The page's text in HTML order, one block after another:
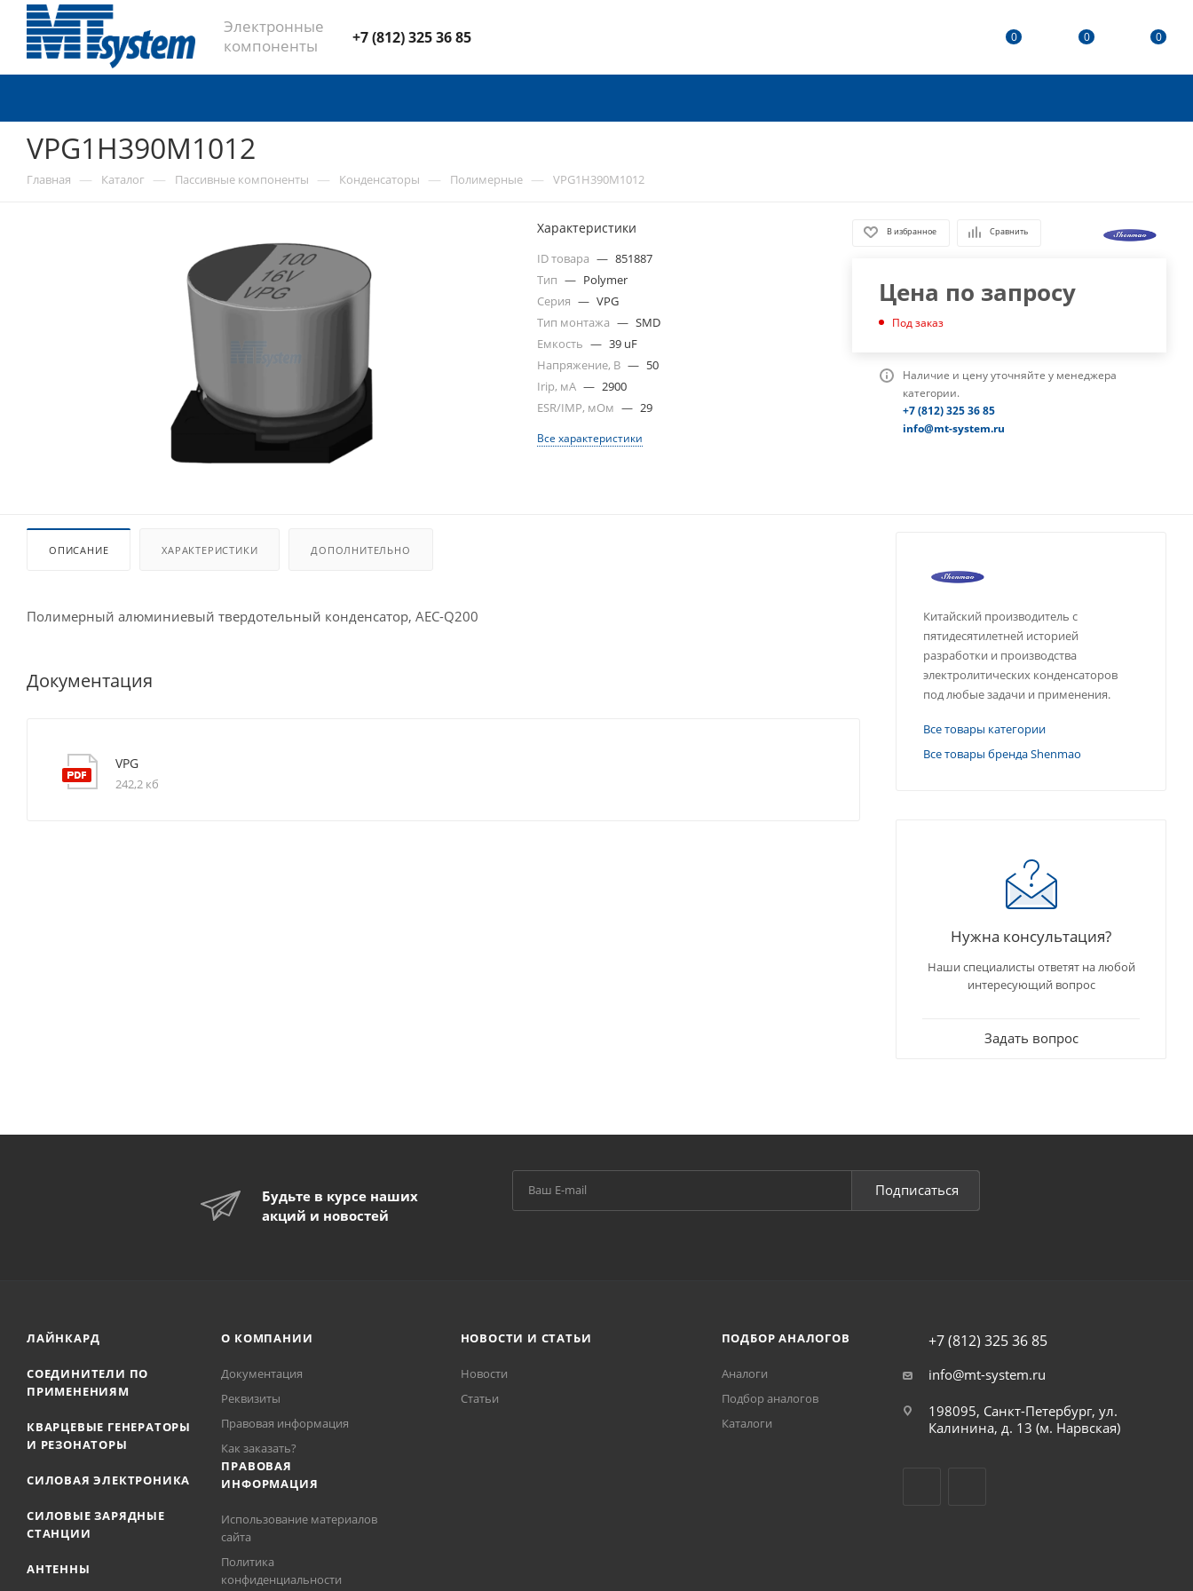
Электронные
компоненты
+7 (812) 325 36 85 0 0 0
VPG1H390M1012
Главная — Каталог — Пассивные компоненты — Конденсаторы — Полимерные — VPG1H390M1012
Характеристики
ID товара — 851887
Тип — Polymer
Серия — VPG
Тип монтажа — SMD
Емкость — 39 uF
Напряжение, В — 50
Irip, мА — 2900
ESR/IMP, мОм — 29
Все характеристики
В избранное Сравнить
Цена по запросу
Под заказ
Наличие и цену уточняйте у менеджера
категории.
+7 (812) 325 36 85
info@mt-system.ru
ОПИСАНИЕ ХАРАКТЕРИСТИКИ ДОПОЛНИТЕЛЬНО
Полимерный алюминиевый твердотельный конденсатор, AEC-Q200
Документация
VPG
242,2 кб
Китайский производитель с
пятидесятилетней историей
разработки и производства
электролитических конденсаторов
под любые задачи и применения.
Все товары категории
Все товары бренда Shenmao
Нужна консультация?
Наши специалисты ответят на любой
интересующий вопрос
Задать вопрос
Будьте в курсе наших
акций и новостей
Подписаться
ЛАЙНКАРД
СОЕДИНИТЕЛИ ПО
ПРИМЕНЕНИЯМ
КВАРЦЕВЫЕ ГЕНЕРАТОРЫ
И РЕЗОНАТОРЫ
СИЛОВАЯ ЭЛЕКТРОНИКА
СИЛОВЫЕ ЗАРЯДНЫЕ
СТАНЦИИ
АНТЕННЫ
О КОМПАНИИ
Документация
Реквизиты
Правовая информация
Как заказать?
ПРАВОВАЯ
ИНФОРМАЦИЯ
Использование материалов
сайта
Политика
конфиденциальности
НОВОСТИ И СТАТЬИ
Новости
Статьи
ПОДБОР АНАЛОГОВ
Аналоги
Подбор аналогов
Каталоги
+7 (812) 325 36 85
info@mt-system.ru
198095, Санкт-Петербург, ул.
Калинина, д. 13 (м. Нарвская)